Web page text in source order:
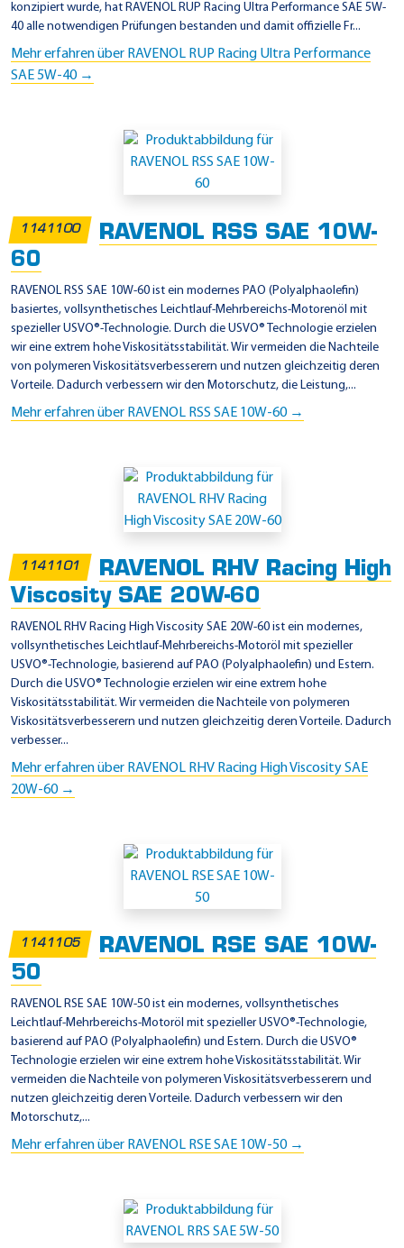
konzipiert wurde, hat RAVENOL RUP Racing Ultra Performance SAE 5W-
40 alle notwendigen Prüfungen bestanden und damit offizielle Fr...
Mehr erfahren über RAVENOL RUP Racing Ultra Performance
SAE 5W-40 →
1141100
RAVENOL RSS SAE 10W-
60
RAVENOL RSS SAE 10W-60 ist ein modernes PAO (Polyalphaolefin)
basiertes, vollsynthetisches Leichtlauf-Mehrbereichs-Motorenöl mit
spezieller USVO®-Technologie. Durch die USVO® Technologie erzielen
wir eine extrem hohe Viskositätsstabilität. Wir vermeiden die Nachteile
von polymeren Viskositätsverbesserern und nutzen gleichzeitig deren
Vorteile. Dadurch verbessern wir den Motorschutz, die Leistung,...
Mehr erfahren über RAVENOL RSS SAE 10W-60 →
1141101
RAVENOL RHV Racing High
Viscosity SAE 20W-60
RAVENOL RHV Racing High Viscosity SAE 20W-60 ist ein modernes,
vollsynthetisches Leichtlauf-Mehrbereichs-Motoröl mit spezieller
USVO®-Technologie, basierend auf PAO (Polyalphaolefin) und Estern.
Durch die USVO® Technologie erzielen wir eine extrem hohe
Viskositätsstabilität. Wir vermeiden die Nachteile von polymeren
Viskositätsverbesserern und nutzen gleichzeitig deren Vorteile. Dadurch
verbesser...
Mehr erfahren über RAVENOL RHV Racing High Viscosity SAE
20W-60 →
1141105
RAVENOL RSE SAE 10W-
50
RAVENOL RSE SAE 10W-50 ist ein modernes, vollsynthetisches
Leichtlauf-Mehrbereichs-Motoröl mit spezieller USVO®-Technologie,
basierend auf PAO (Polyalphaolefin) und Estern. Durch die USVO®
Technologie erzielen wir eine extrem hohe Viskositätsstabilität. Wir
vermeiden die Nachteile von polymeren Viskositätsverbesserern und
nutzen gleichzeitig deren Vorteile. Dadurch verbessern wir den
Motorschutz,...
Mehr erfahren über RAVENOL RSE SAE 10W-50 →